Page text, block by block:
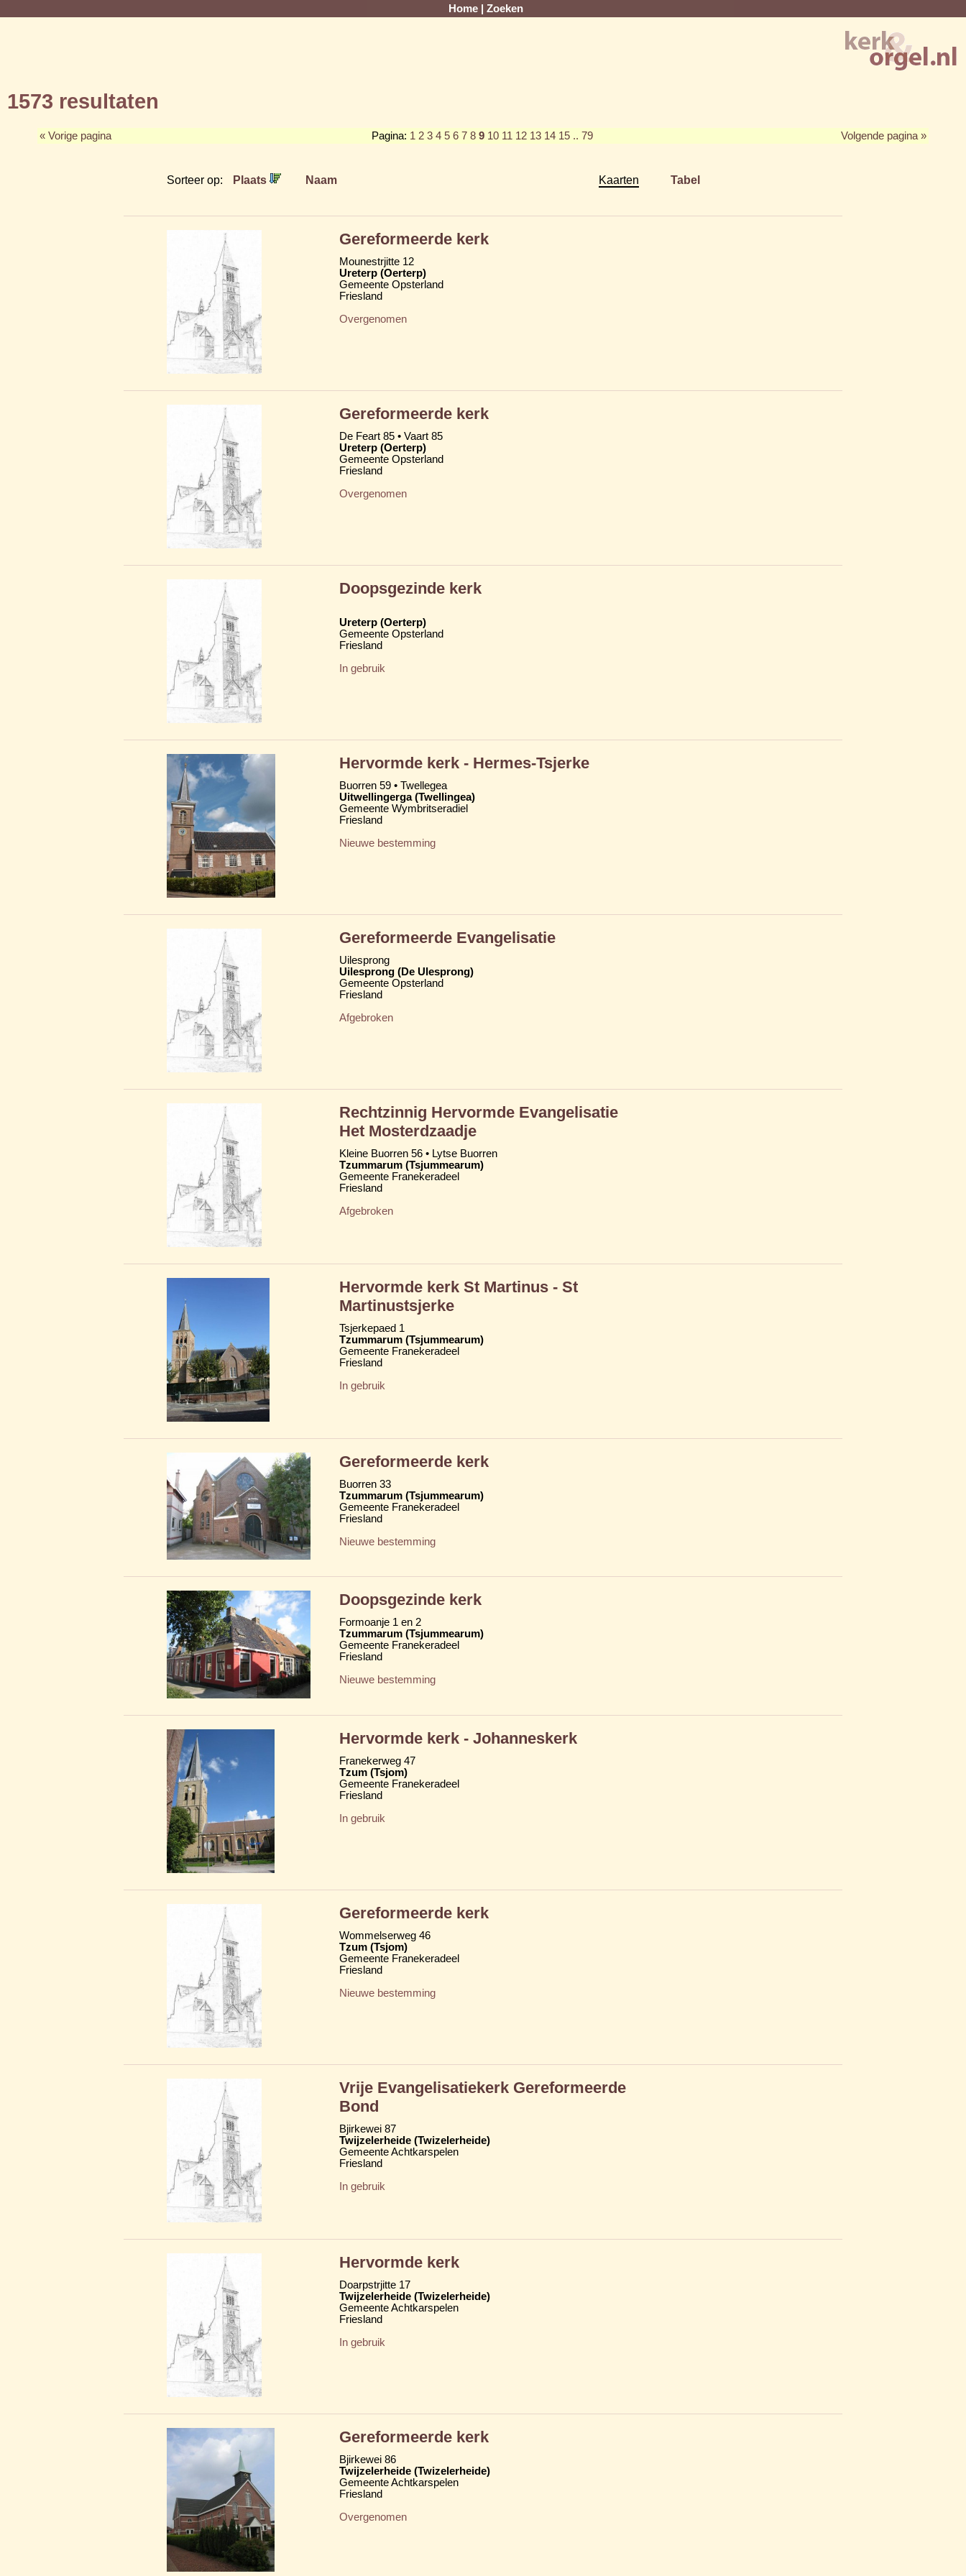
Home Zoeken
1573 resultaten
« Vorige pagina Pagina: 1 2 3 4 5 6 7 8 9 10 11 12 13 14 15 .. 79 Volgende pagina »
Sorteer op: Plaats Naam Kaarten Tabel
Gereformeerde kerk
Mounestrjitte 12
Ureterp (Oerterp)
Gemeente Opsterland
Friesland
Overgenomen
Gereformeerde kerk
De Feart 85 • Vaart 85
Ureterp (Oerterp)
Gemeente Opsterland
Friesland
Overgenomen
Doopsgezinde kerk
Ureterp (Oerterp)
Gemeente Opsterland
Friesland
In gebruik
Hervormde kerk - Hermes-Tsjerke
Buorren 59 • Twellegea
Uitwellingerga (Twellingea)
Gemeente Wymbritseradiel
Friesland
Nieuwe bestemming
Gereformeerde Evangelisatie
Uilesprong
Uilesprong (De Ulesprong)
Gemeente Opsterland
Friesland
Afgebroken
Rechtzinnig Hervormde Evangelisatie
Het Mosterdzaadje
Kleine Buorren 56 • Lytse Buorren
Tzummarum (Tsjummearum)
Gemeente Franekeradeel
Friesland
Afgebroken
Hervormde kerk St Martinus - St
Martinustsjerke
Tsjerkepaed 1
Tzummarum (Tsjummearum)
Gemeente Franekeradeel
Friesland
In gebruik
Gereformeerde kerk
Buorren 33
Tzummarum (Tsjummearum)
Gemeente Franekeradeel
Friesland
Nieuwe bestemming
Doopsgezinde kerk
Formoanje 1 en 2
Tzummarum (Tsjummearum)
Gemeente Franekeradeel
Friesland
Nieuwe bestemming
Hervormde kerk - Johanneskerk
Franekerweg 47
Tzum (Tsjom)
Gemeente Franekeradeel
Friesland
In gebruik
Gereformeerde kerk
Wommelserweg 46
Tzum (Tsjom)
Gemeente Franekeradeel
Friesland
Nieuwe bestemming
Vrije Evangelisatiekerk Gereformeerde
Bond
Bjirkewei 87
Twijzelerheide (Twizelerheide)
Gemeente Achtkarspelen
Friesland
In gebruik
Hervormde kerk
Doarpstrjitte 17
Twijzelerheide (Twizelerheide)
Gemeente Achtkarspelen
Friesland
In gebruik
Gereformeerde kerk
Bjirkewei 86
Twijzelerheide (Twizelerheide)
Gemeente Achtkarspelen
Friesland
Overgenomen